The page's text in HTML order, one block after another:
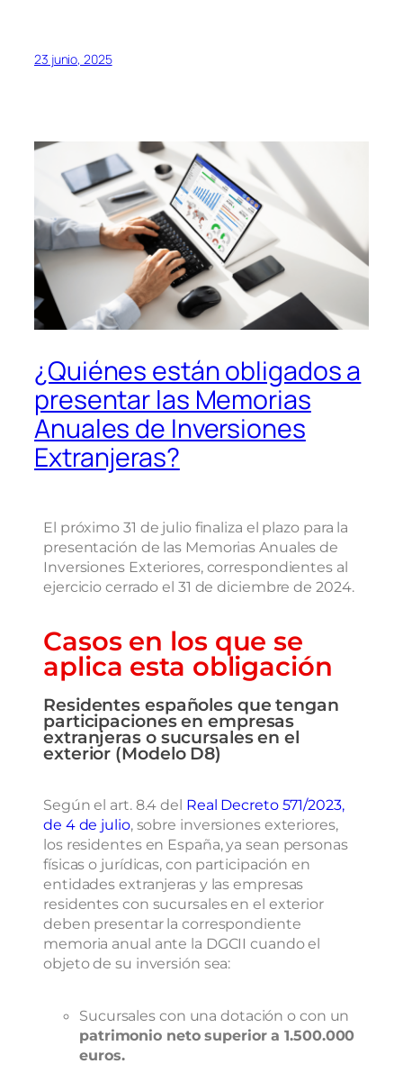
23 junio, 2025
¿Quiénes están obligados a
presentar las Memorias
Anuales de Inversiones
Extranjeras?
El próximo 31 de julio finaliza el plazo para la
presentación de las Memorias Anuales de
Inversiones Exteriores, correspondientes al
ejercicio cerrado el 31 de diciembre de 2024.
Casos en los que se
aplica esta obligación
Residentes españoles que tengan
participaciones en empresas
extranjeras o sucursales en el
exterior (Modelo D8)
Según el art. 8.4 del Real Decreto 571/2023,
de 4 de julio, sobre inversiones exteriores,
los residentes en España, ya sean personas
físicas o jurídicas, con participación en
entidades extranjeras y las empresas
residentes con sucursales en el exterior
deben presentar la correspondiente
memoria anual ante la DGCII cuando el
objeto de su inversión sea:
Sucursales con una dotación o con un
patrimonio neto superior a 1.500.000
euros.